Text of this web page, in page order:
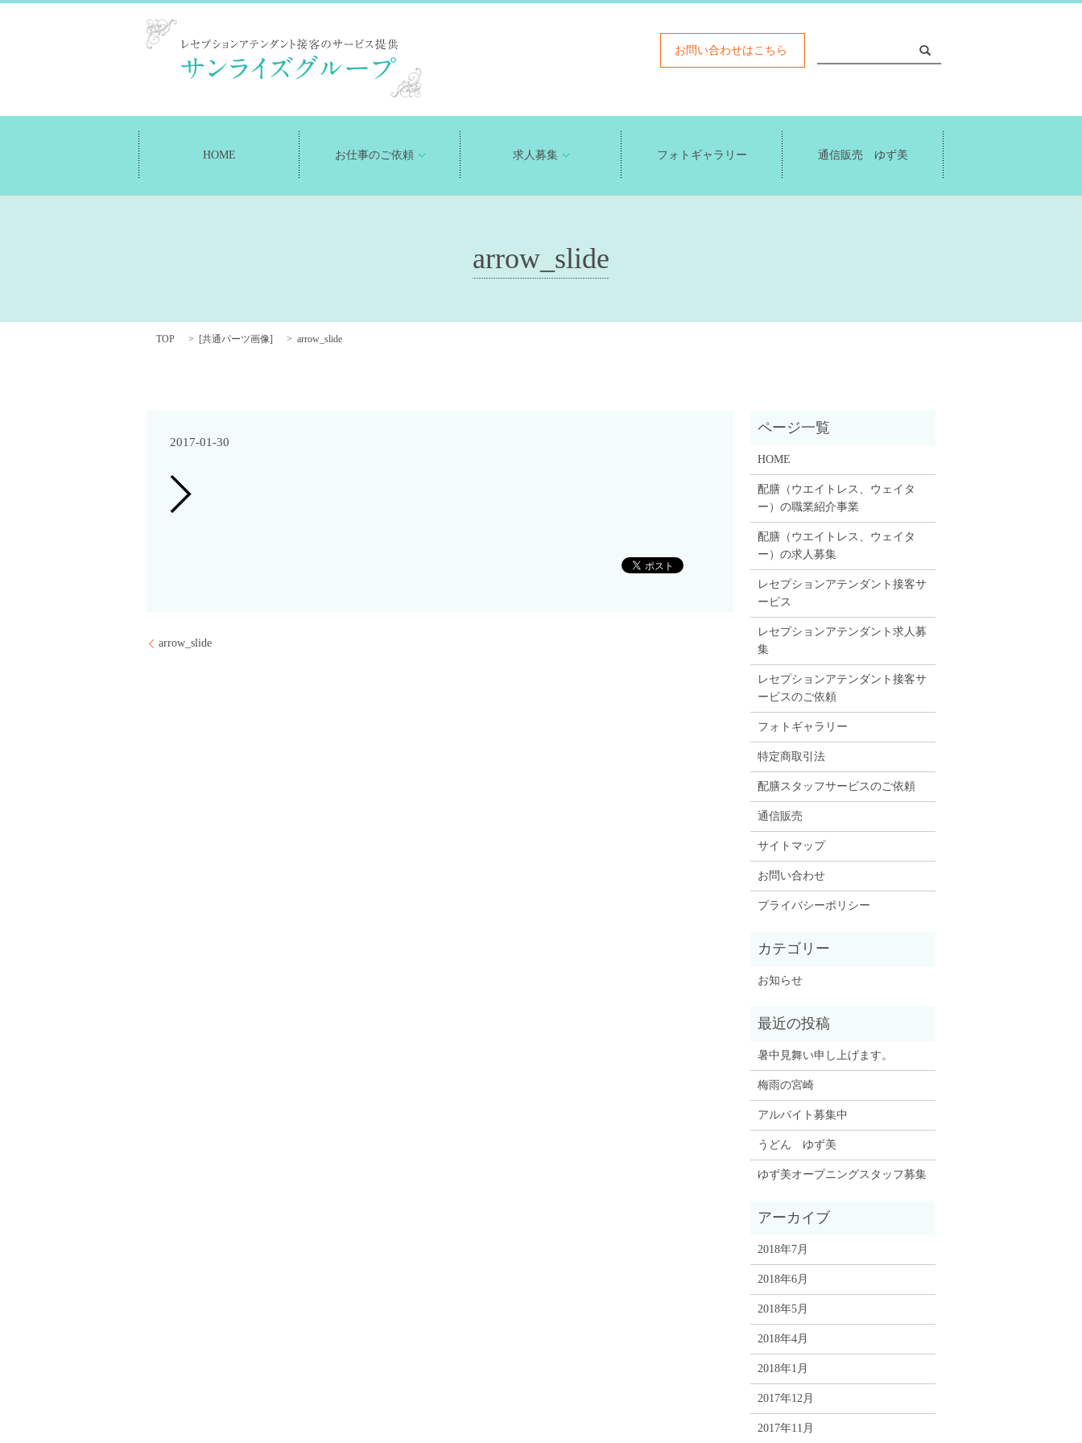
お問い合わせはこちら
HOME お仕事のご依頼 求人募集 フォトギャラリー 通信販売 ゆず美
arrow_slide
TOP [共通パーツ画像] arrow_slide
2017-01-30
arrow_slide
HOME
配膳（ウエイトレス、ウェイタ
ー）の職業紹介事業
配膳（ウエイトレス、ウェイタ
ー）の求人募集
レセプションアテンダント接客サ
ービス
レセプションアテンダント求人募
集
レセプションアテンダント接客サ
ービスのご依頼
フォトギャラリー
特定商取引法
配膳スタッフサービスのご依頼
通信販売
サイトマップ
お問い合わせ
プライバシーポリシー
お知らせ
暑中見舞い申し上げます。
梅雨の宮崎
アルバイト募集中
うどん ゆず美
ゆず美オープニングスタッフ募集
2018年7月
2018年6月
2018年5月
2018年4月
2018年1月
2017年12月
2017年11月